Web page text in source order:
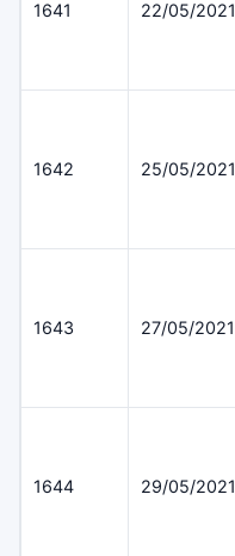
1641 22/05/2021
1642 25/05/2021
1643 27/05/2021
1644 29/05/2021